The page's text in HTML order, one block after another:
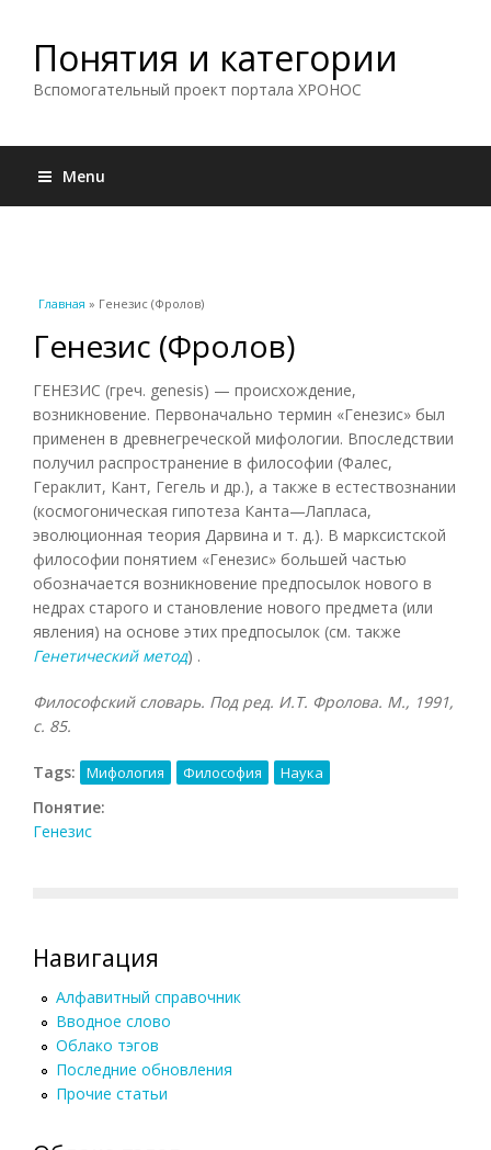
Понятия и категории
Вспомогательный проект портала ХРОНОС
Menu
Вы здесь
Главная » Генезис (Фролов)
Генезис (Фролов)
ГЕНЕЗИС (греч. genesis) — происхождение,
возникновение. Первоначально термин «Генезис» был
применен в древнегреческой мифологии. Впоследствии
получил распространение в философии (Фалес,
Гераклит, Кант, Гегель и др.), а также в естествознании
(космогоническая гипотеза Канта—Лапласа,
эволюционная теория Дарвина и т. д.). В марксистской
философии понятием «Генезис» большей частью
обозначается возникновение предпосылок нового в
недрах старого и становление нового предмета (или
явления) на основе этих предпосылок (см. также
Генетический метод) .
Философский словарь. Под ред. И.Т. Фролова. М., 1991,
с. 85.
Tags: Мифология Философия Наука
Понятие:
Генезис
Навигация
Алфавитный справочник
Вводное слово
Облако тэгов
Последние обновления
Прочие статьи